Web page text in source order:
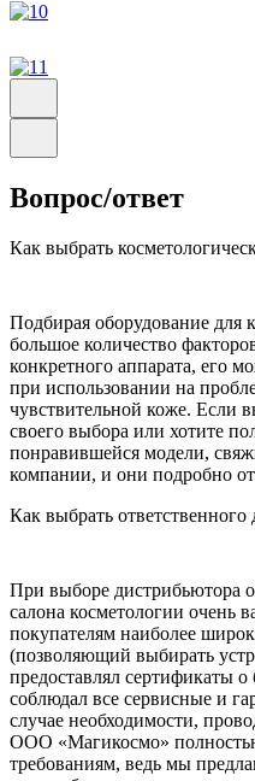
Вопрос/ответ
Как выбрать
Подбирая оборудование для
большое количество
конкретного аппарата, его
при использовании на
чувствительной коже. Если
своего выбора или хотите
понравившейся модели,
компании, и они подробно
Как выбрать ответственного
При выборе дистрибьютора
салона косметологии очень
покупателям наиболее
(позволяющий выбирать
предоставлял сертификаты о
соблюдал все сервисные и
случае необходимости,
ООО «Магикосмо»
требованиям, ведь мы